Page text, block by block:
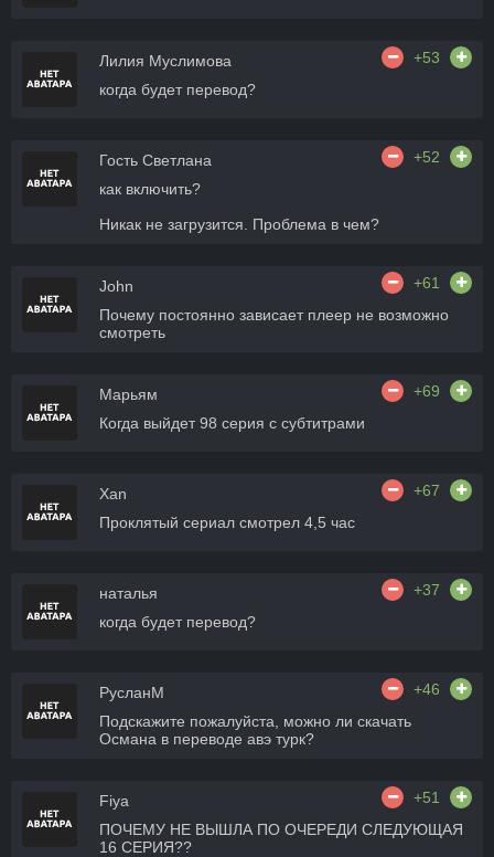
Лилия Муслимова
+53
когда будет перевод?
Гость Светлана
+52
как включить?
Никак не загрузится. Проблема в чем?
John
+61
Почему постоянно зависает плеер не возможно
смотреть
Марьям
+69
Когда выйдет 98 серия с субтитрами
Xan
+67
Проклятый сериал смотрел 4,5 час
наталья
+37
когда будет перевод?
РусланМ
+46
Подскажите пожалуйста, можно ли скачать
Османа в переводе авэ турк?
Fiya
+51
ПОЧЕМУ НЕ ВЫШЛА ПО ОЧЕРЕДИ СЛЕДУЮЩАЯ
16 СЕРИЯ??